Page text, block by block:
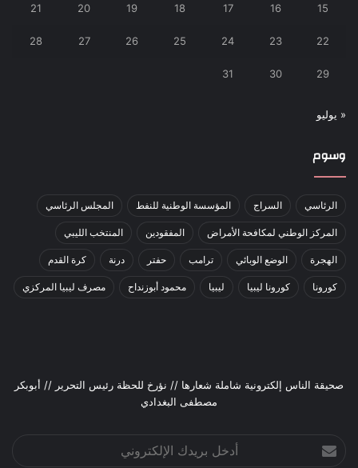
15
16
17
18
19
20
21
22
23
24
25
26
27
28
29
30
31
« يوليو
وسوم
الرئاسي السراج المؤسسة الوطنية للنفط المجلس الرئاسي
المركز الوطني لمكافحة الأمراض المفقودين المنتخب الليبي
الهجرة الوضع الوبائي ترامب حفتر درنة كرة القدم
كورونا كورونا ليبيا ليبيا محمود أبوزنداح مصرف ليبيا المركزي
صحيقة الناس إلكترونية شاملة شعارها // نؤرخ للحظة رئيس التحرير // أبوبكر
مصطفى البغدادي
بريدك